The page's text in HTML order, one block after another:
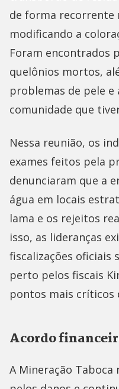
de forma recorrente
modificando a
Foram encontrados
quelônios mortos,
problemas de pele
comunidade que
Nessa reunião, os
exames feitos pela
denunciaram que a
água em locais
lama e os rejeitos
isso, as lideranças
fiscalizações oficiais
perto pelos fiscais
pontos mais críticos
Acordo
A Mineração Taboca